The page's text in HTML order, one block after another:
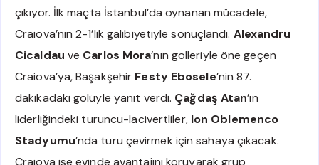
çıkıyor. İlk maçta İstanbul’da oynanan mücadele,
Craiova’nın 2-1’lik galibiyetiyle sonuçlandı. Alexandru
Cicaldau ve Carlos Mora’nın golleriyle öne geçen
Craiova’ya, Başakşehir Festy Ebosele’nin 87.
dakikadaki golüyle yanıt verdi. Çağdaş Atan’ın
liderliğindeki turuncu-lacivertliler, Ion Oblemenco
Stadyumu’nda turu çevirmek için sahaya çıkacak.
Craiova ise evinde avantajını koruyarak grup